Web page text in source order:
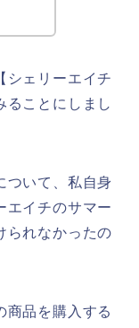
シェリーエイチ
ることにしまし
ついて、私自身
エイチのサマー
られなかったの
商品を購入する